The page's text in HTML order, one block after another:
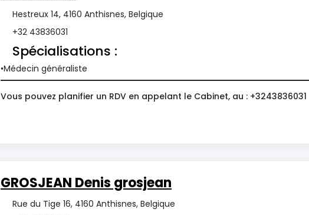
Hestreux 14, 4160 Anthisnes, Belgique
+32 43836031
Spécialisations :
Médecin généraliste
Vous pouvez planifier un RDV en appelant le Cabinet, au : +3243836031
GROSJEAN Denis grosjean
Rue du Tige 16, 4160 Anthisnes, Belgique